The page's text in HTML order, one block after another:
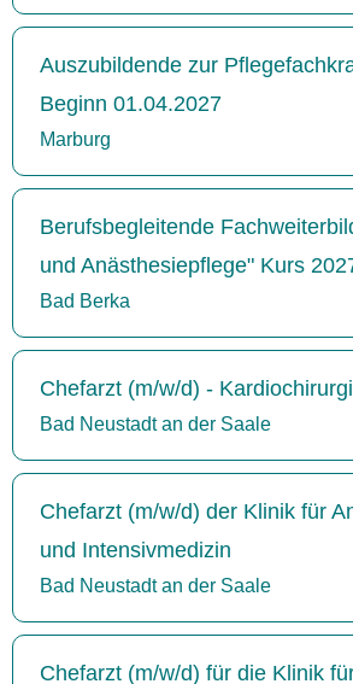
Auszubildende zur
Beginn 01.04.2027
Marburg
Berufsbegleitende
und Anästhesiepflege" Kurs
Bad Berka
Chefarzt (m/w/d) -
Bad Neustadt an der Saale
Chefarzt (m/w/d) der Klinik für
und Intensivmedizin
Bad Neustadt an der Saale
Chefarzt (m/w/d) für die Klinik